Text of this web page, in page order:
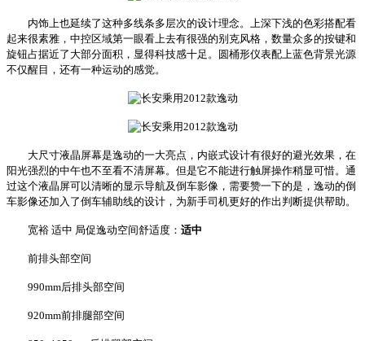
内饰上也延续了这种多线条多层次的设计理念。上深下浅的色彩搭配看
起来很素雅，中控区域第一眼看上去有很强的别克风格，数量众多的按键和
旋钮占据近了大部分面积，显得科技感十足。圆桶形仪表配上蓝色背景光源
不仅醒目，还有一种运动的感觉。
大尺寸液晶屏幕是逸动的一大亮点，内嵌式设计有很好的避光效果，在
阳光强烈的中午也不至看不清屏幕。但是它不能进行触屏操作稍显可惜。通
过这个液晶屏可以清晰的显示导航及倒车影像，需要赞一下的是，逸动的倒
车影像还加入了倒车辅助线的设计，为新手司机更好的作出判断提供帮助。
宽裕 适中 局促逸动空间舒适度： 适中
前排头部空间
990mm后排头部空间
920mm前排腿部空间